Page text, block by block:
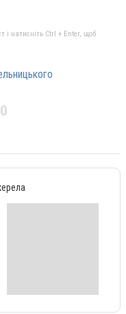
і натисніть Ctrl + Enter, щоб